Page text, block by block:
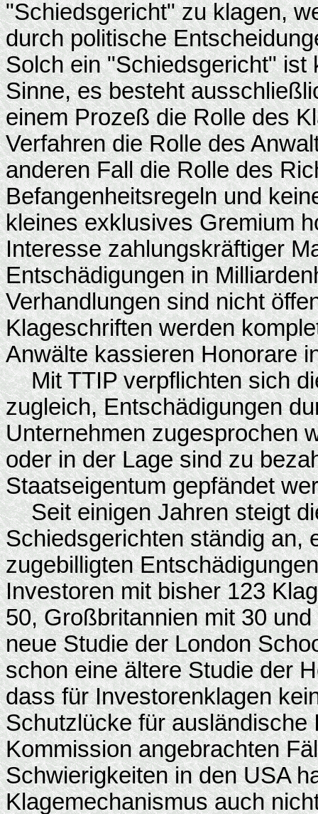
"Schiedsgericht" zu klagen,
durch politische
Solch ein "Schiedsgericht"
Sinne, es besteht
einem Prozeß die Rolle des
Verfahren die Rolle des
anderen Fall die Rolle des
Befangenheitsregeln und
kleines exklusives Gremium
Interesse zahlungskräftiger
Entschädigungen in
Verhandlungen sind nicht
Klageschriften werden
Anwälte kassieren Honorare
Mit TTIP verpflichten sich
zugleich, Entschädigungen
Unternehmen zugesprochen
oder in der Lage sind zu
Staatseigentum gepfändet
Seit einigen Jahren steigt
Schiedsgerichten ständig an,
zugebilligten
Investoren mit bisher 123
50, Großbritannien mit 30
neue Studie der London
schon eine ältere Studie der
dass für Investorenklagen
Schutzlücke für ausländische
Kommission angebrachten
Schwierigkeiten in den USA
Klagemechanismus auch